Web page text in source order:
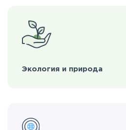
Экология и природа